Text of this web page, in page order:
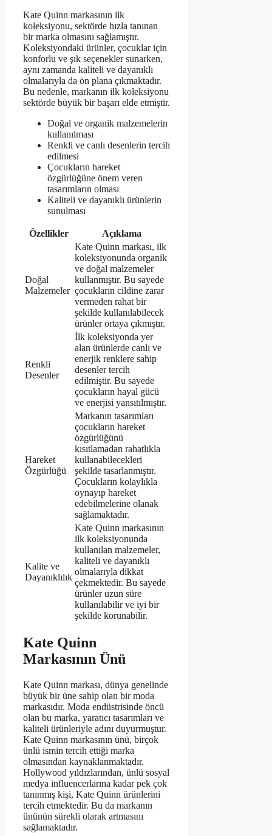
Kate Quinn markasının ilk
koleksiyonu, sektörde hızla tanınan
bir marka olmasını sağlamıştır.
Koleksiyondaki ürünler, çocuklar için
konforlu ve şık seçenekler sunarken,
aynı zamanda kaliteli ve dayanıklı
olmalarıyla da ön plana çıkmaktadır.
Bu nedenle, markanın ilk koleksiyonu
sektörde büyük bir başarı elde etmiştir.
Doğal ve organik malzemelerin
kullanılması
Renkli ve canlı desenlerin tercih
edilmesi
Çocukların hareket
özgürlüğüne önem veren
tasarımların olması
Kaliteli ve dayanıklı ürünlerin
sunulması
Özellikler Açıklama
Doğal
Malzemeler
Kate Quinn markası, ilk
koleksiyonunda organik
ve doğal malzemeler
kullanmıştır. Bu sayede
çocukların cildine zarar
vermeden rahat bir
şekilde kullanılabilecek
ürünler ortaya çıkmıştır.
Renkli
Desenler
İlk koleksiyonda yer
alan ürünlerde canlı ve
enerjik renklere sahip
desenler tercih
edilmiştir. Bu sayede
çocukların hayal gücü
ve enerjisi yansıtılmıştır.
Hareket
Özgürlüğü
Markanın tasarımları
çocukların hareket
özgürlüğünü
kısıtlamadan rahatlıkla
kullanabilecekleri
şekilde tasarlanmıştır.
Çocukların kolaylıkla
oynayıp hareket
edebilmelerine olanak
sağlamaktadır.
Kalite ve
Dayanıklılık
Kate Quinn markasının
ilk koleksiyonunda
kullanılan malzemeler,
kaliteli ve dayanıklı
olmalarıyla dikkat
çekmektedir. Bu sayede
ürünler uzun süre
kullanılabilir ve iyi bir
şekilde korunabilir.
Kate Quinn
Markasının Ünü
Kate Quinn markası, dünya genelinde
büyük bir üne sahip olan bir moda
markasıdır. Moda endüstrisinde öncü
olan bu marka, yaratıcı tasarımları ve
kaliteli ürünleriyle adını duyurmuştur.
Kate Quinn markasının ünü, birçok
ünlü ismin tercih ettiği marka
olmasından kaynaklanmaktadır.
Hollywood yıldızlarından, ünlü sosyal
medya influencerlarına kadar pek çok
tanınmış kişi, Kate Quinn ürünlerini
tercih etmektedir. Bu da markanın
ününün sürekli olarak artmasını
sağlamaktadır.